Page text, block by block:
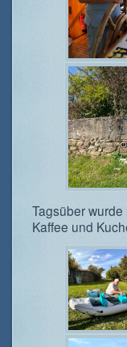
Tagsüber
Kaffee und